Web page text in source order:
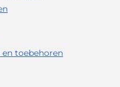
toebehoren